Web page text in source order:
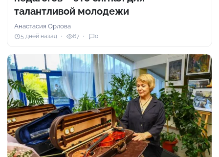
талантливой молодежи
Анастасия Орлова
5 дней назад 67 0